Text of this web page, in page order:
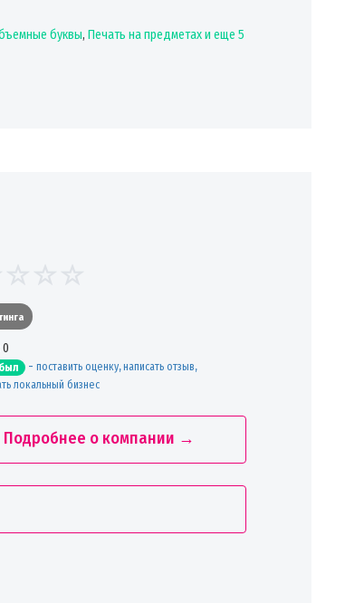
буквы, Печать на предметахи еще 5
0
-поставить оценку, написать отзыв,
локальный бизнес
Подробнее о компании →